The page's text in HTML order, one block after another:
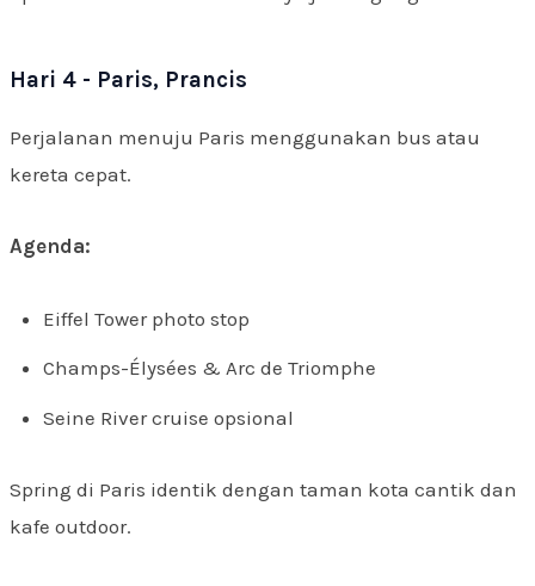
Hari 4 - Paris, Prancis
Perjalanan menuju Paris menggunakan bus atau
kereta cepat.
Agenda:
Eiffel Tower photo stop
Champs-Élysées & Arc de Triomphe
Seine River cruise opsional
Spring di Paris identik dengan taman kota cantik dan
kafe outdoor.